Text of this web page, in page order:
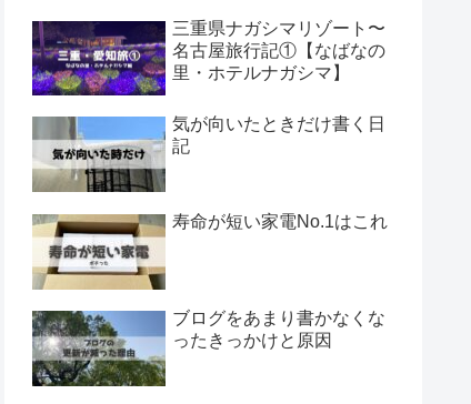
三重県ナガシマリゾート〜
名古屋旅行記①【なばなの
里・ホテルナガシマ】
気が向いたときだけ書く日
記
寿命が短い家電No.1はこれ
ブログをあまり書かなくな
ったきっかけと原因